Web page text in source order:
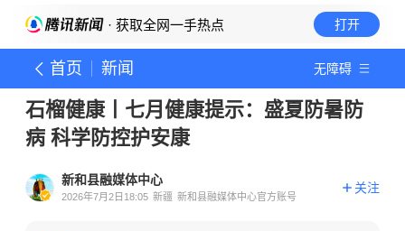
· 获取全网一手热点 打开
首页 新闻 无障碍
石榴健康丨七月健康提示：盛夏防暑防
病 科学防控护安康
新和县融媒体中心
2026年7月2日18:05 新疆 新和县融媒体中心官方账号
关注